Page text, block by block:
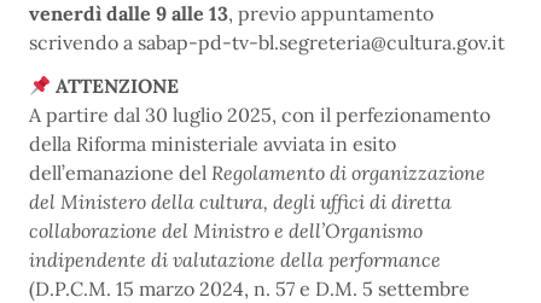
venerdì dalle 9 alle 13, previo appuntamento
scrivendo a sabap-pd-tv-bl.segreteria@cultura.gov.it
ATTENZIONE
A partire dal 30 luglio 2025, con il perfezionamento
della Riforma ministeriale avviata in esito
dell’emanazione del Regolamento di organizzazione
del Ministero della cultura, degli uffici di diretta
collaborazione del Ministro e dell’Organismo
indipendente di valutazione della performance
(D.P.C.M. 15 marzo 2024, n. 57 e D.M. 5 settembre